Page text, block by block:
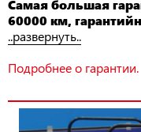
Самая большая
60000 км,
..развернуть..
Подробнее о гарантии.